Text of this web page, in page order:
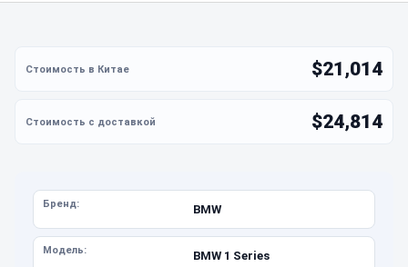
$21,014
$24,814
Бренд: BMW
Модель: BMW 1 Series